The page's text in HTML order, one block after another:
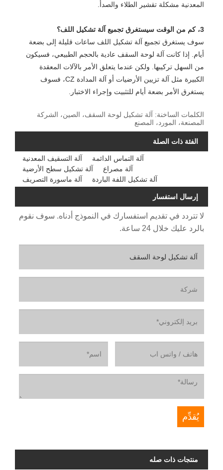
المعدنية مشكلة تقشير الطلاء والصدأ.
3، كم من الوقت سيستغرق تجميع آلة تشكيل اللف؟
سوف يستغرق تجميع آلة تشكيل اللف ساعات قليلة إلى بضعة
أيام. إذا كانت آلة لوحة السقف عادية بالحجم الطبيعي، فسيكون
من السهل تركيبها. ولكن عندما يتعلق الأمر بالآلات المعقدة
الكبيرة مثل آلة تزيين الأرضيات أو آلة المدادة CZ، فسوف
يستغرق الأمر بضعة أيام للتثبيت وإجراء الاختبار.
الكلمات الساخنة: آلة تشكيل لوحة السقف، الصين، الشركة
المصنعة، المورد، المصنع
الفئة ذات الصلة
آلة التسقيف المعدنية
آلة التماس الدائمة
آلة تشكيل سطح الأرضية
آلة مصراع
آلة ماسورة التصريف
آلة تشكيل اللفة الباردة
إرسال استفسار
لا تتردد في تقديم استفسارك في النموذج أدناه. سوف نقوم
بالرد عليك خلال 24 ساعة.
منتجات ذات صله